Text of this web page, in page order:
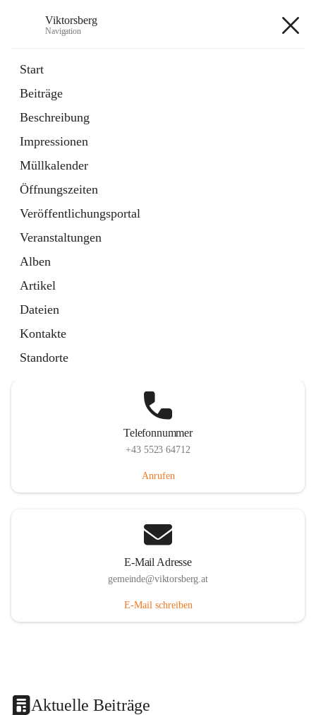
Viktorsberg
Navigation
Start
Beiträge
Beschreibung
Impressionen
Müllkalender
Öffnungszeiten
Veröffentlichungsportal
Veranstaltungen
Alben
Artikel
Dateien
Kontakte
Standorte
1 Schnellzugriff
Bürgerservice
10 Schnellzugriffe
Telefonnummer
+43 5523 64712
Anrufen
E-Mail Adresse
gemeinde@viktorsberg.at
E-Mail schreiben
Aktuelle Beiträge